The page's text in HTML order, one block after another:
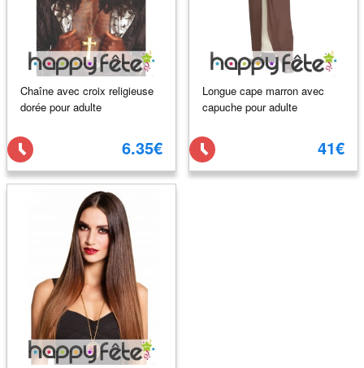
Chaîne avec croix religieuse
dorée pour adulte
6.35€
Longue cape marron avec
capuche pour adulte
41€